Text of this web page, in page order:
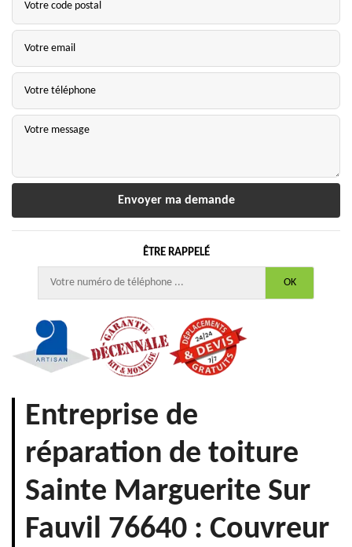
ÊTRE RAPPELÉ
Entreprise de
réparation de toiture
Sainte Marguerite Sur
Fauvil 76640 : Couvreur